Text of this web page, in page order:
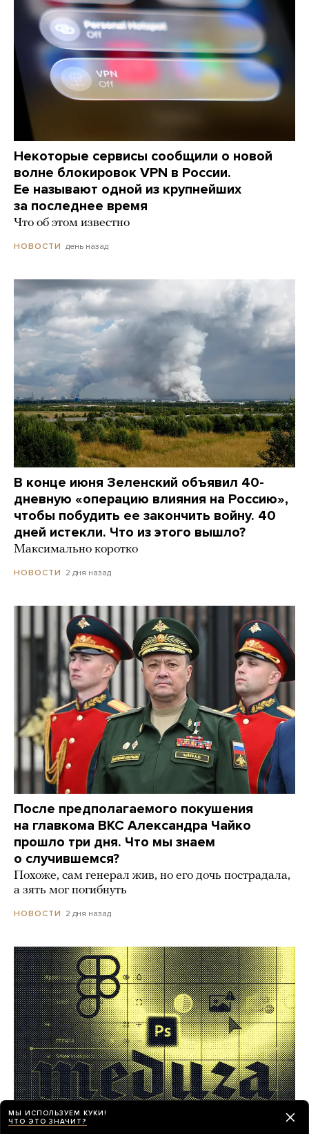
Некоторые сервисы сообщили о новой
волне блокировок VPN в России.
Ее называют одной из крупнейших
за последнее время
Что об этом известно
НОВОСТИ день назад
В конце июня Зеленский объявил 40-
дневную «операцию влияния на Россию»,
чтобы побудить ее закончить войну. 40
дней истекли. Что из этого вышло?
Максимально коротко
НОВОСТИ 2 дня назад
После предполагаемого покушения
на главкома ВКС Александра Чайко
прошло три дня. Что мы знаем
о случившемся?
Похоже, сам генерал жив, но его дочь пострадала,
а зять мог погибнуть
НОВОСТИ 2 дня назад
МЫ ИСПОЛЬЗУЕМ КУКИ!
ЧТО ЭТО ЗНАЧИТ?